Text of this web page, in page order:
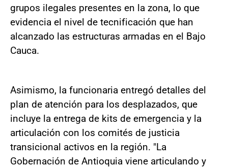
grupos ilegales presentes en la zona, lo que
evidencia el nivel de tecnificación que han
alcanzado las estructuras armadas en el Bajo
Cauca.
Asimismo, la funcionaria entregó detalles del
plan de atención para los desplazados, que
incluye la entrega de kits de emergencia y la
articulación con los comités de justicia
transicional activos en la región. "La
Gobernación de Antioquia viene articulando y